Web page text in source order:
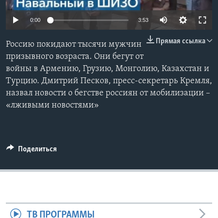
Learning English
СОЦИАЛЬНЫЕ СЕТИ
Языки
0:00 3:53
Прямая ссылка
Россию покидают тысячи мужчин
призывного возраста. Они бегут от
войны в Армению, Грузию, Монголию, Казахстан и
Турцию. Дмитрий Песков, пресс-секретарь Кремля,
назвал новости о бегстве россиян от мобилизации –
«лживыми новостями»
Поделиться
ТВ ПРОГРАММЫ